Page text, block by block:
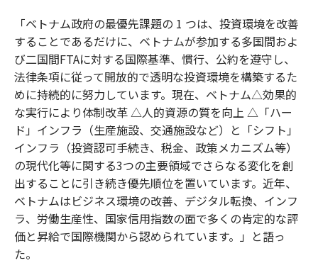
「ベトナム政府の最優先課題の 1 つは、投資環境を改善
することであるだけに、ベトナムが参加する多国間およ
び二国間FTAに対する国際基準、慣行、公約を遵守し、
法律条項に従って開放的で透明な投資環境を構築するた
めに持続的に努力しています。現在、ベトナム△効果的
な実行により体制改革 △人的資源の質を向上 △「ハー
ド」インフラ（生産施設、交通施設など）と「シフト」
インフラ（投資認可手続き、税金、政策メカニズム等）
の現代化等に関する3つの主要領域でさらなる変化を創
出することに引き続き優先順位を置いています。近年、
ベトナムはビジネス環境の改善、デジタル転換、インフ
ラ、労働生産性、国家信用指数の面で多くの肯定的な評
価と昇給で国際機関から認められています。」と語っ
た。